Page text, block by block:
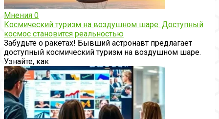
Мнения 0
Космический туризм на воздушном шаре: Доступный
космос становится реальностью
Забудьте о ракетах! Бывший астронавт предлагает
доступный космический туризм на воздушном шаре.
Узнайте, как